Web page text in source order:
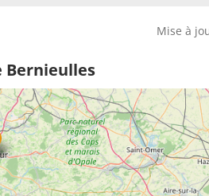
Mise à
Bernieulles